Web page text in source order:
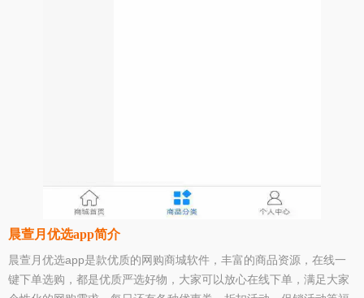
晨萱月优选app简介
晨萱月优选app是款优质的网购商城软件，丰富的商品资源，在线一
键下单选购，都是优质严选好物，大家可以放心在线下单，满足大家